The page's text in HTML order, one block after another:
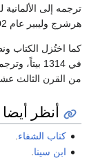
ترجمه إلى
هرشرج وليبير عام 1902م.
كما اختُزل الكتاب
في 1314
من القرن الثالث
أنظر أيضا
كتاب الشفاء
ابن سينا